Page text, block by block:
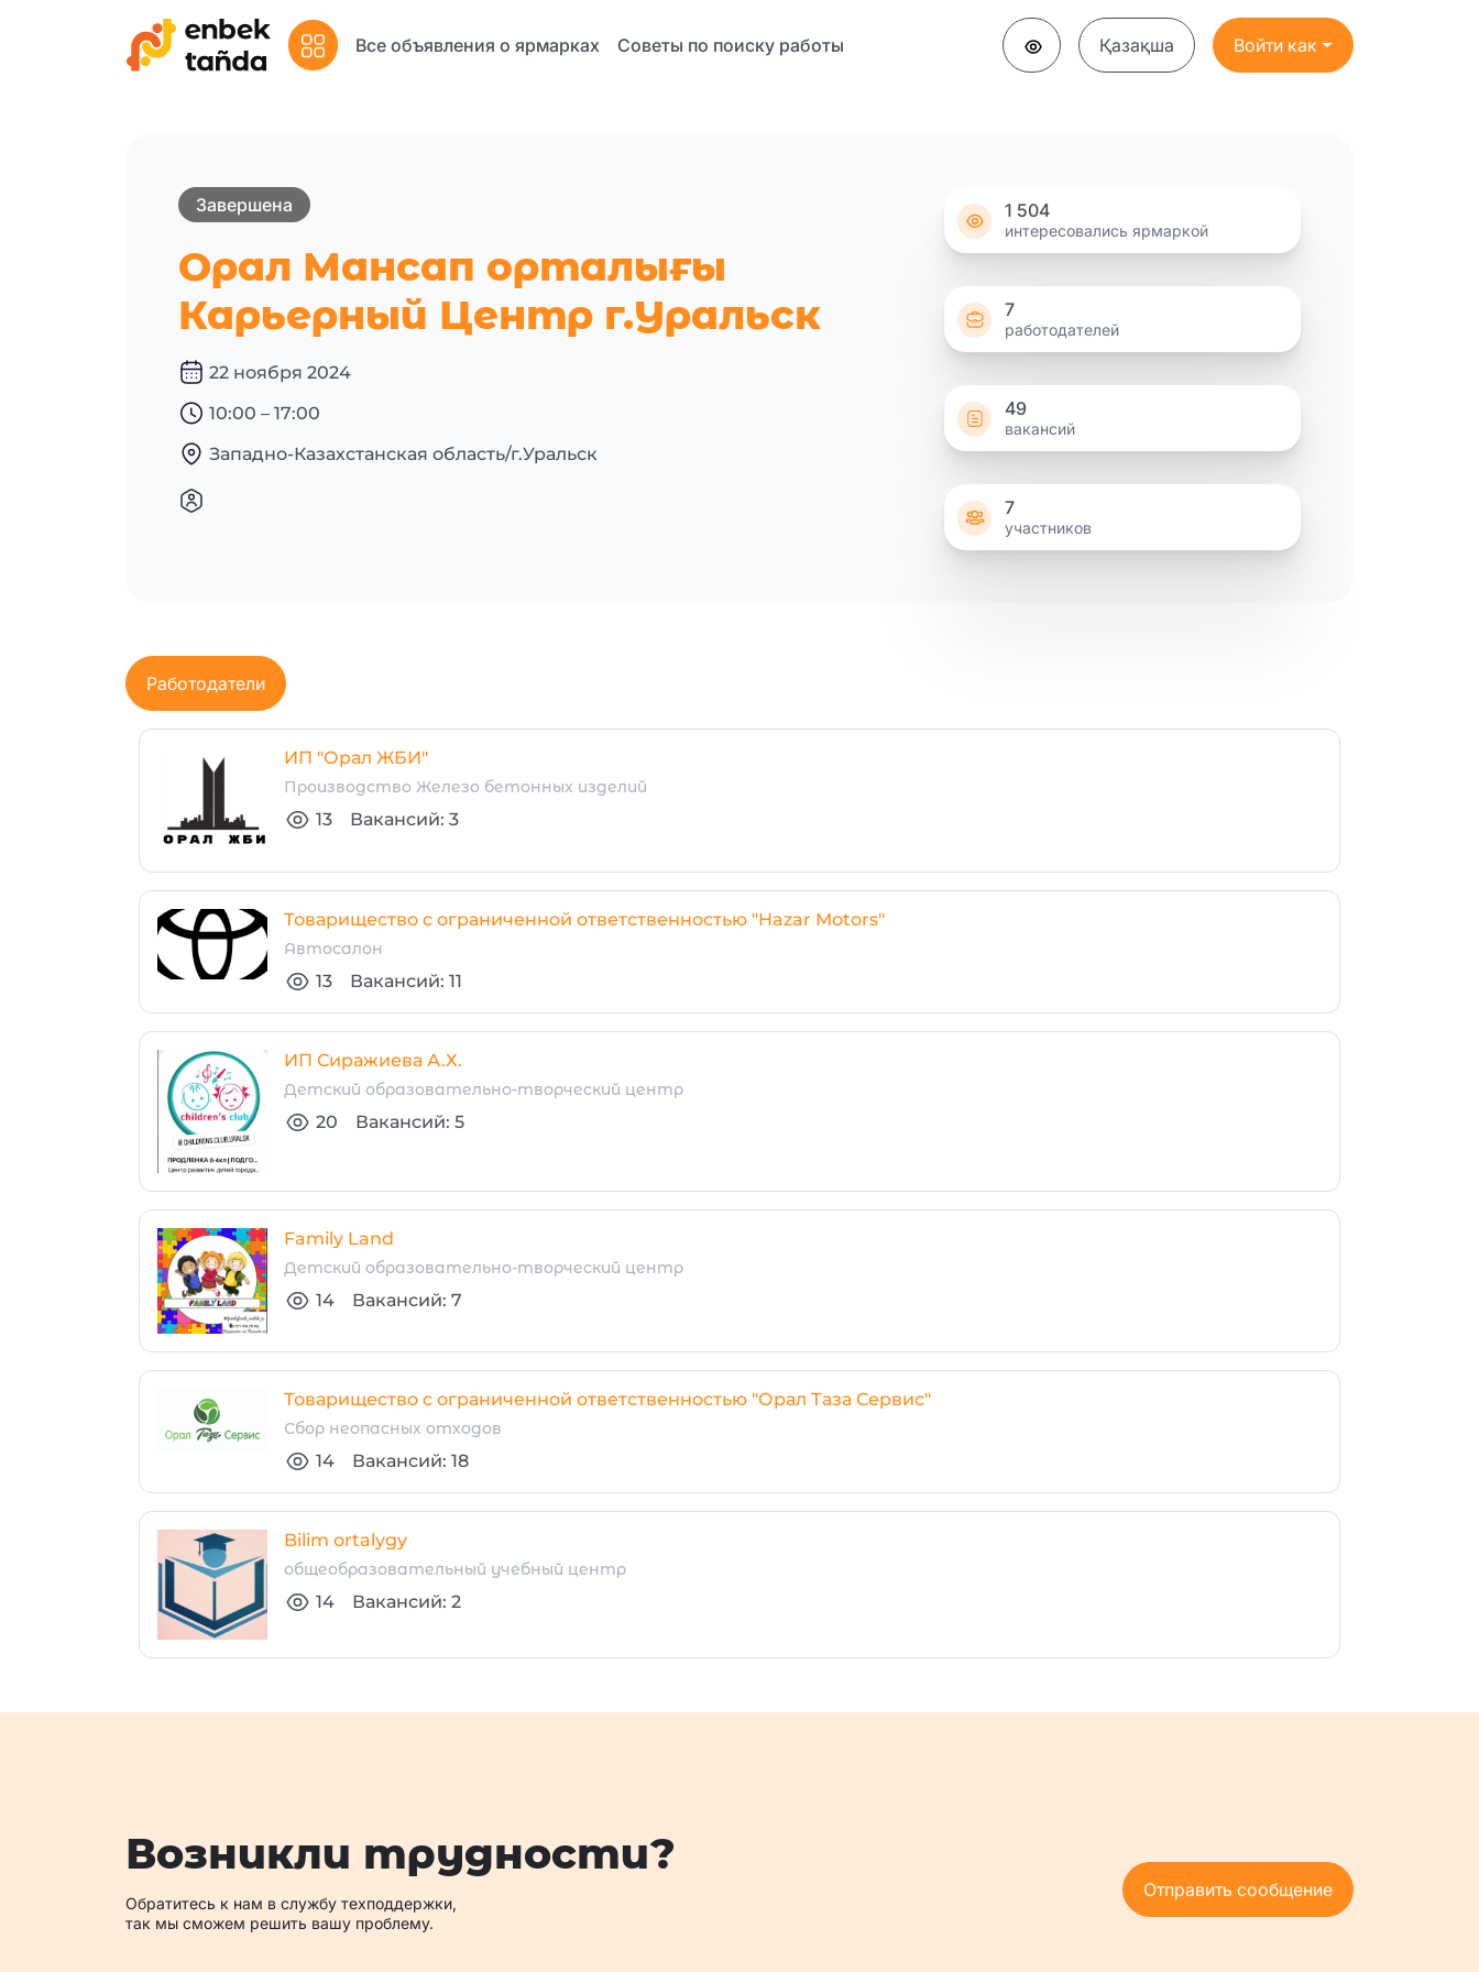
Все объявления о ярмарках Советы по поиску работы Қазақша Войти как
Завершена
Орал Мансап орталығы
Карьерный Центр г.Уральск
22 ноября 2024
10:00 – 17:00
Западно-Казахстанская область/г.Уральск
1 504
интересовались ярмаркой
7
работодателей
49
вакансий
7
участников
Работодатели
ИП "Орал ЖБИ"
Производство Железо бетонных изделий
13 Вакансий: 3
Товарищество с ограниченной ответственностью "Hazar Motors"
Автосалон
13 Вакансий: 11
ИП Сиражиева А.Х.
Детский образовательно-творческий центр
20 Вакансий: 5
Family Land
Детский образовательно-творческий центр
14 Вакансий: 7
Товарищество с ограниченной ответственностью "Орал Таза Сервис"
Сбор неопасных отходов
14 Вакансий: 18
Bilim ortalygy
общеобразовательный учебный центр
14 Вакансий: 2
Возникли трудности?
Обратитесь к нам в службу техподдержки,
так мы сможем решить вашу проблему.
Отправить сообщение